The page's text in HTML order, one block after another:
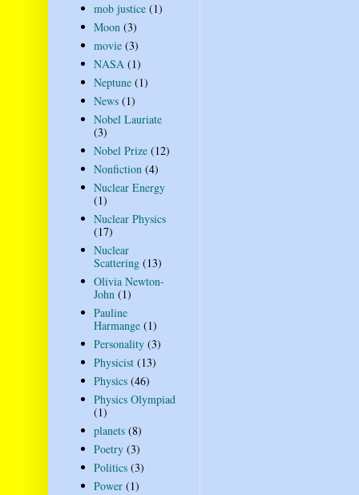
mob justice (1)
Moon (3)
movie (3)
NASA (1)
Neptune (1)
News (1)
Nobel Lauriate
(3)
Nobel Prize (12)
Nonfiction (4)
Nuclear Energy
(1)
Nuclear Physics
(17)
Nuclear
Scattering (13)
Olivia Newton-
John (1)
Pauline
Harmange (1)
Personality (3)
Physicist (13)
Physics (46)
Physics Olympiad
(1)
planets (8)
Poetry (3)
Politics (3)
Power (1)